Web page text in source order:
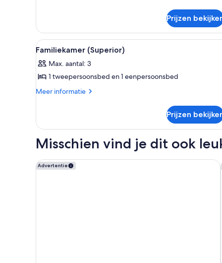
tweepersoonskamer
Prijzen
Alle
foto's
voor
Familiekamer
(Superior)
Een moderne hotelkamer
1
Familiekamer (Superior)
Max. aantal: 3
1 tweepersoonsbed en 1 eenpersoonsbed
Meer informatie
Meer
(Superior)
Prijzen
Misschien vind je dit ook
Advertentie
Citi Hotel London Heathrow